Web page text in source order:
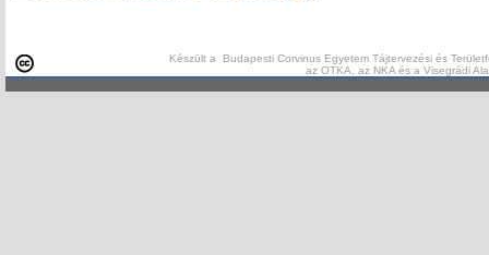
Készült a Budapesti Corvinus Egyetem Tájtervezési és
az OTKA, az NKA és a Visegrádi